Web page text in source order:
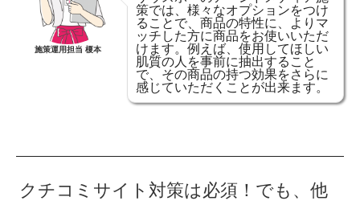
施策運用担当 榎本
策では、様々なオプションをつけ
ることで、商品の特性に、よりマ
ッチした方に商品をお使いいただ
けます。例えば、使用してほしい
肌質の人を事前に抽出すること
で、その商品の持つ効果をさらに
感じていただくことが出来ます。
クチコミサイト対策は必須！でも、他